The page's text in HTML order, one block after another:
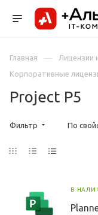
Главная
Лицензии
Корпоративные
Project P5
Фильтр По
В